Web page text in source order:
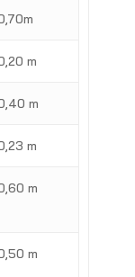
m
m
m
m
m